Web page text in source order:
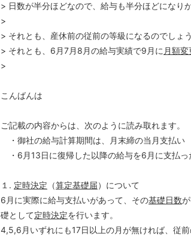
> 日数が半分ほどなので、給与も半分ほどになり
>
> それとも、産休前の従前の等級になるのでしょ
> それとも、6月7月8月の給与実績で9月に 月額変
>
こんばんは
ご記載の内容からは、次のように読み取れます。
・御社の給与計算期間は、月末締の当月支払い
・6月13日に復帰した以降の給与を6月に支払っ
１. 定時決定 （算定基礎届）について
6月に実際に給与支払いがあって、その基礎日数
礎として定時決定を行います。
4,5,6月いずれにも17日以上の月が無ければ、従